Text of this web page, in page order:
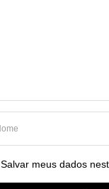
Salvar meus dados